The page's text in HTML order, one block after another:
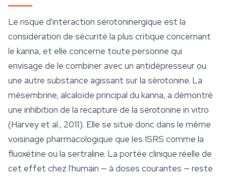
Le risque d'interaction sérotoninergique est la
considération de sécurité la plus critique concernant
le kanna, et elle concerne toute personne qui
envisage de le combiner avec un antidépresseur ou
une autre substance agissant sur la sérotonine. La
mésembrine, alcaloïde principal du kanna, a démontré
une inhibition de la recapture de la sérotonine in vitro
(Harvey et al., 2011). Elle se situe donc dans le même
voisinage pharmacologique que les ISRS comme la
fluoxétine ou la sertraline. La portée clinique réelle de
cet effet chez l'humain — à doses courantes — reste